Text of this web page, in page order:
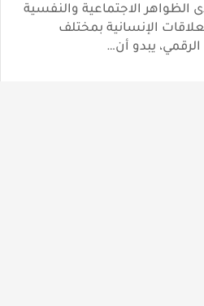
الظواهر الاجتماعية والنفسية
الإنسانية بمختلف
يبدو أن…